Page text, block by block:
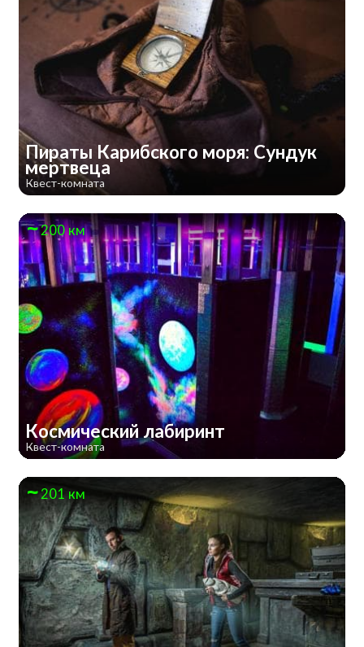
Пираты Карибского моря: Сундук
мертвеца
Квест-комната
200 км
Космический лабиринт
Квест-комната
201 км